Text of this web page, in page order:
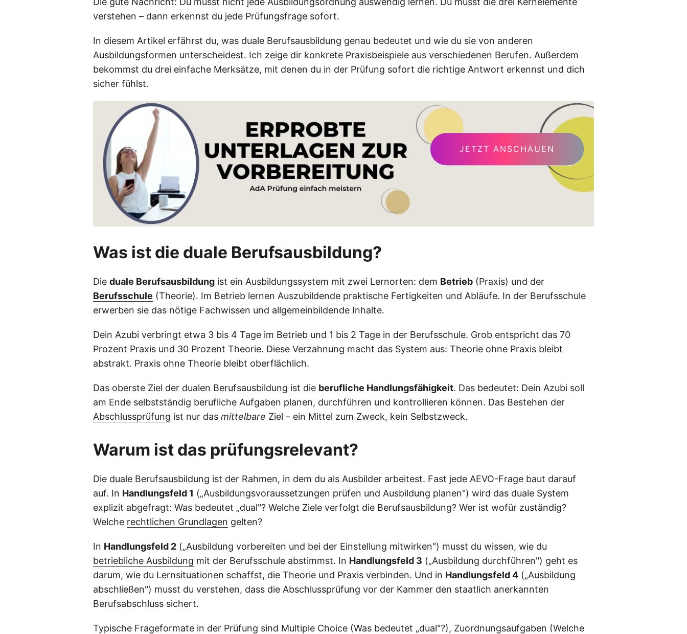
verstehen – dann erkennst du jede Prüfungsfrage sofort.
In diesem Artikel erfährst du, was duale Berufsausbildung genau bedeutet und wie du sie von anderen
Ausbildungsformen unterscheidest. Ich zeige dir konkrete Praxisbeispiele aus verschiedenen Berufen. Außerdem
bekommst du drei einfache Merksätze, mit denen du in der Prüfung sofort die richtige Antwort erkennst und dich
sicher fühlst.
JETZT ANSCHAUEN
Was ist die duale Berufsausbildung?
Die duale Berufsausbildung ist ein Ausbildungssystem mit zwei Lernorten: dem Betrieb (Praxis) und der
Berufsschule (Theorie). Im Betrieb lernen Auszubildende praktische Fertigkeiten und Abläufe. In der Berufsschule
erwerben sie das nötige Fachwissen und allgemeinbildende Inhalte.
Dein Azubi verbringt etwa 3 bis 4 Tage im Betrieb und 1 bis 2 Tage in der Berufsschule. Grob entspricht das 70
Prozent Praxis und 30 Prozent Theorie. Diese Verzahnung macht das System aus: Theorie ohne Praxis bleibt
abstrakt. Praxis ohne Theorie bleibt oberflächlich.
Das oberste Ziel der dualen Berufsausbildung ist die berufliche Handlungsfähigkeit. Das bedeutet: Dein Azubi soll
am Ende selbstständig berufliche Aufgaben planen, durchführen und kontrollieren können. Das Bestehen der
Abschlussprüfung ist nur das mittelbare Ziel – ein Mittel zum Zweck, kein Selbstzweck.
Warum ist das prüfungsrelevant?
Die duale Berufsausbildung ist der Rahmen, in dem du als Ausbilder arbeitest. Fast jede AEVO-Frage baut darauf
auf. In Handlungsfeld 1 („Ausbildungsvoraussetzungen prüfen und Ausbildung planen") wird das duale System
explizit abgefragt: Was bedeutet „dual"? Welche Ziele verfolgt die Berufsausbildung? Wer ist wofür zuständig?
Welche rechtlichen Grundlagen gelten?
In Handlungsfeld 2 („Ausbildung vorbereiten und bei der Einstellung mitwirken") musst du wissen, wie du
betriebliche Ausbildung mit der Berufsschule abstimmst. In Handlungsfeld 3 („Ausbildung durchführen") geht es
darum, wie du Lernsituationen schaffst, die Theorie und Praxis verbinden. Und in Handlungsfeld 4 („Ausbildung
abschließen") musst du verstehen, dass die Abschlussprüfung vor der Kammer den staatlich anerkannten
Berufsabschluss sichert.
Typische Frageformate in der Prüfung sind Multiple Choice (Was bedeutet „dual"?), Zuordnungsaufgaben (Welche